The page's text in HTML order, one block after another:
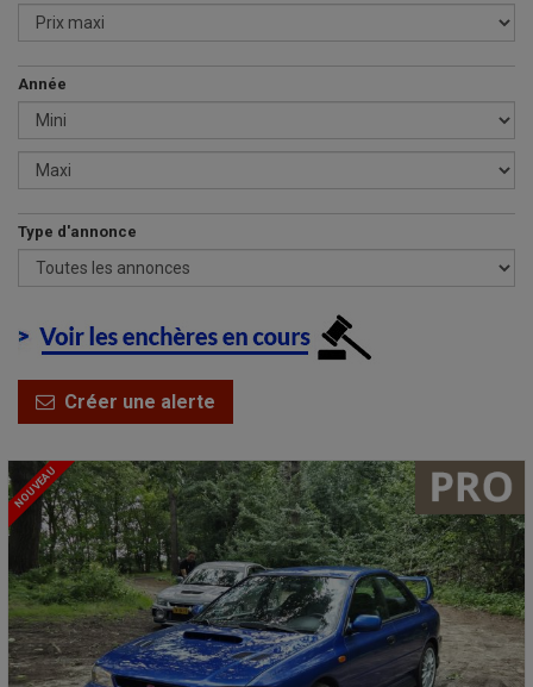
Année
Type d'annonce
Créer une alerte
NOUVEAU